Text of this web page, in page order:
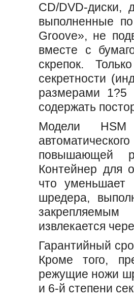
CD/DVD-диски,
выполненные
Groove», не
вместе с
скрепок.
секретности
размерами 1?5
содержать
Модели HSM
повышающей
Контейнер для
что уменьшает
шредера,
извлекается
Гарантийный
Кроме того,
режущие ножи
и 6-й степени